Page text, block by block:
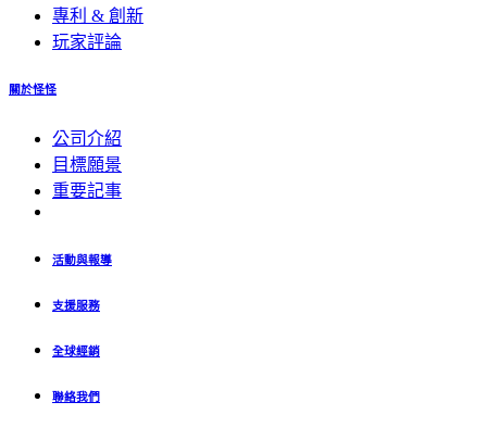
專利 & 創新
玩家評論
關於怪怪
公司介紹
目標願景
重要記事
活動與報導
支援服務
全球經銷
聯絡我們